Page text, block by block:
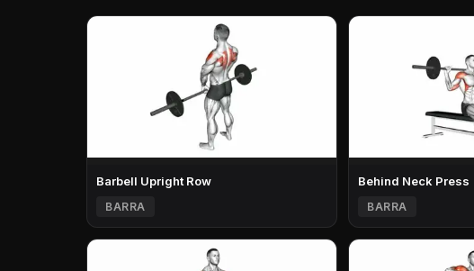
Barbell Upright Row
BARRA
Behind Neck Press
BARRA